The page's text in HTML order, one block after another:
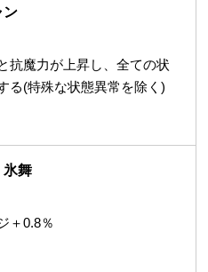
ン
抗魔力が上昇し、全ての状
る(特殊な状態異常を除く)
氷舞
＋0.8％